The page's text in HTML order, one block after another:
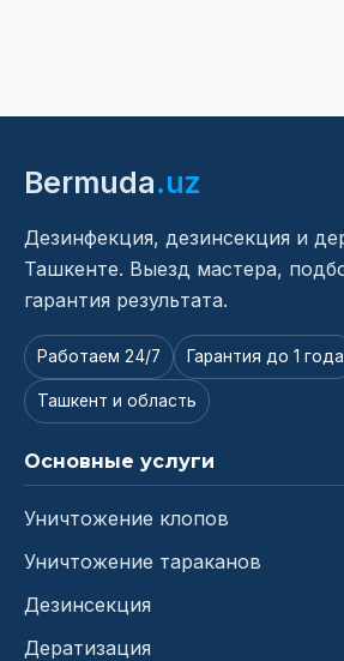
Bermuda.uz
Дезинфекция, дезинсекция и
Ташкенте. Выезд мастера,
гарантия результата.
Работаем 24/7 Гарантия до 1 года
Ташкент и область
Основные услуги
Уничтожение клопов
Уничтожение тараканов
Дезинсекция
Дератизация